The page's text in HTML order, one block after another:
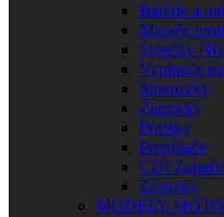
Batérie a
Merače
Sviečky
Vypínače
Smerovky
Žiarovky
Poistky
Prepínače
CDI
Zásuvky
MODELY